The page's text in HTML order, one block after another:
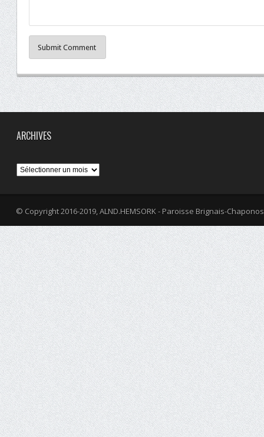
Submit Comment
ARCHIVES
Archives
© Copyright 2016-2019, ALND.HEMSORK - Paroisse Brignais-